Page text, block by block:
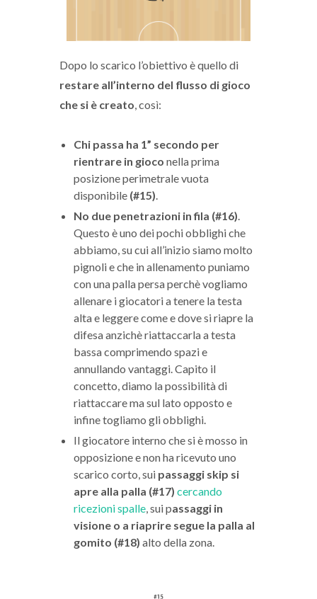
Dopo lo scarico l’obiettivo è quello di
restare all’interno del flusso di gioco
che si è creato , così:
Chi passa ha 1” secondo per
rientrare in gioco nella prima
posizione perimetrale vuota
disponibile (#15)
No due penetrazioni in fila (#16)
Questo è uno dei pochi obblighi che
abbiamo, su cui all’inizio siamo molto
pignoli e che in allenamento puniamo
con una palla persa perchè vogliamo
allenare i giocatori a tenere la testa
alta e leggere come e dove si riapre la
difesa anzichè riattaccarla a testa
bassa comprimendo spazi e
annullando vantaggi. Capito il
concetto, diamo la possibilità di
riattaccare ma sul lato opposto e
infine togliamo gli obblighi.
Il giocatore interno che si è mosso in
opposizione e non ha ricevuto uno
scarico corto, sui passaggi skip si
apre alla palla (#17) cercando
ricezioni spalle , sui passaggi in
visione o a riaprire segue la palla al
gomito (#18) alto della zona.